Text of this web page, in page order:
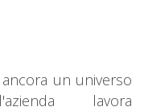
un universo
lavora